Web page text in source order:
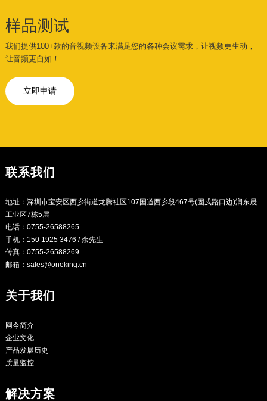
样品测试
我们提供100+款的音视频设备来满足您的各种会议需求，让视频更生动，
让音频更自如！
立即申请
联系我们
地址：深圳市宝安区西乡街道龙腾社区107国道西乡段467号(固戍路口边)润东晟
工业区7栋5层
电话：0755-26588265
手机：150 1925 3476 / 余先生
传真：0755-26588269
邮箱： sales@oneking.cn
关于我们
网今简介
企业文化
产品发展历史
质量监控
解决方案